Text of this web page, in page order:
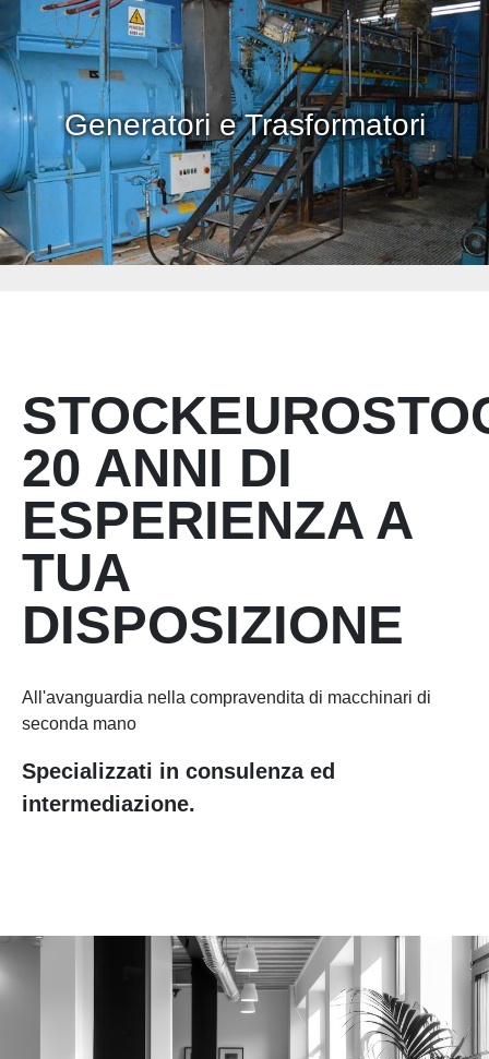
Generatori e Trasformatori
20 ANNI DI
ESPERIENZA A
TUA
DISPOSIZIONE
All'avanguardia nella compravendita di macchinari di
seconda mano
Specializzati in consulenza ed
intermediazione.